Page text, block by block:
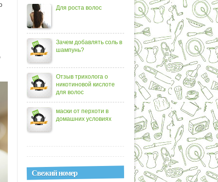
Для роста волос
Зачем добавлять соль в
шампунь?
Отзыв трихолога о
никотиновой кислоте
для волос
маски от перхоти в
домашних условиях
Свежий номер